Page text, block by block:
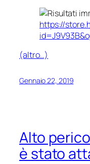
https://
(altro…)
Gennaio 22, 2019
Alto
è stato